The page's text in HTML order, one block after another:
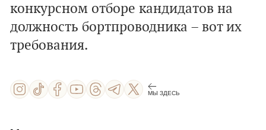
конкурсном отборе кандидатов на
должность бортпроводника – вот их
требования.
МЫ ЗДЕСЬ